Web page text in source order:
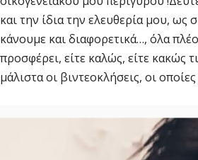
και την ίδια την ελευθερία μου,
κάνουμε και διαφορετικά…, όλα
προσφέρει, είτε καλώς, είτε κακώς
μάλιστα οι βιντεοκλήσεις, οι